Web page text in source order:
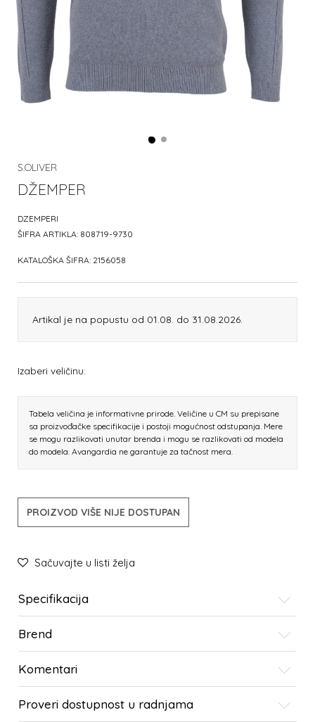
S.OLIVER
DŽEMPER
DZEMPERI
ŠIFRA ARTIKLA: 808719-9730
KATALOŠKA ŠIFRA: 2156058
Artikal je na popustu od 01.08. do 31.08.2026.
Izaberi veličinu:
Tabela veličina je informativne prirode. Veličine u CM su prepisane
sa proizvođačke specifikacije i postoji mogućnost odstupanja. Mere
se mogu razlikovati unutar brenda i mogu se razlikovati od modela
do modela. Avangardia ne garantuje za tačnost mera.
PROIZVOD VIŠE NIJE DOSTUPAN
Sačuvajte u listi želja
Specifikacija
Brend
Komentari
Proveri dostupnost u radnjama